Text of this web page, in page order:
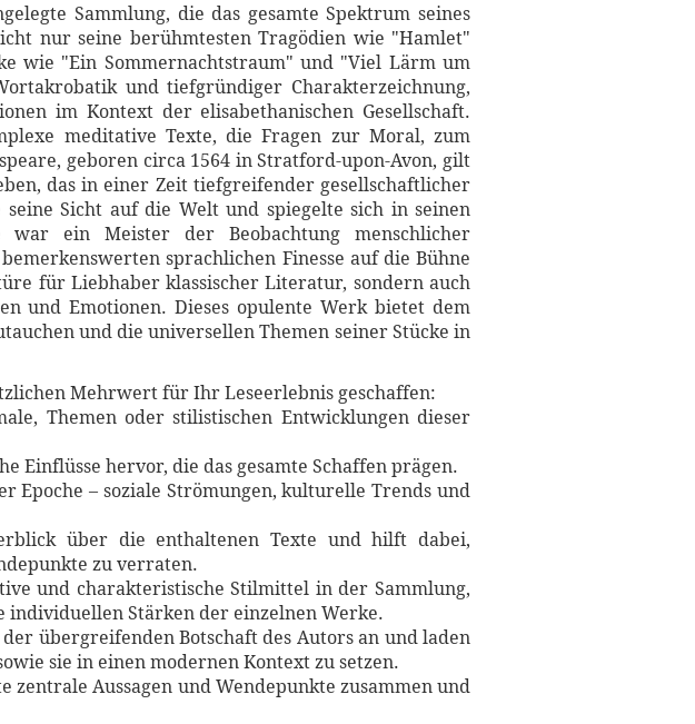
Sammlung, die das gesamte Spektrum seines
nur seine berühmtesten Tragödien wie "Hamlet"
wie "Ein Sommernachtstraum" und "Viel Lärm um
und tiefgründiger Charakterzeichnung,
im Kontext der elisabethanischen Gesellschaft.
meditative Texte, die Fragen zur Moral, zum
geboren circa 1564 in Stratford-upon-Avon, gilt
das in einer Zeit tiefgreifender gesellschaftlicher
Sicht auf die Welt und spiegelte sich in seinen
war ein Meister der Beobachtung menschlicher
sprachlichen Finesse auf die Bühne
für Liebhaber klassischer Literatur, sondern auch
und Emotionen. Dieses opulente Werk bietet dem
und die universellen Themen seiner Stücke in
Mehrwert für Ihr Leseerlebnis geschaffen:
Themen oder stilistischen Entwicklungen dieser
hervor, die das gesamte Schaffen prägen.
– soziale Strömungen, kulturelle Trends und
über die enthaltenen Texte und hilft dabei,
zu verraten.
und charakteristische Stilmittel in der Sammlung,
Stärken der einzelnen Werke.
übergreifenden Botschaft des Autors an und laden
sie in einen modernen Kontext zu setzen.
zentrale Aussagen und Wendepunkte zusammen und